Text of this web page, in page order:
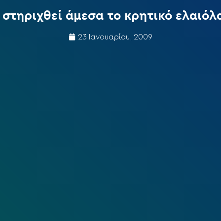
άμεσα το κρητικό
23 Ιανουαρίου, 2009